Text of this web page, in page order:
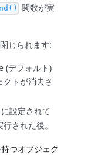
関数が実
じられます:
(デフォルト)
トが消去さ
設定されて
された後。
つオブジェク